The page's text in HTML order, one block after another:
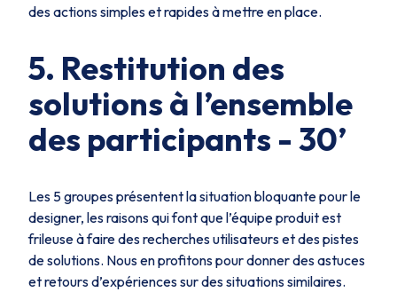
des actions simples et rapides à mettre en place.
5. Restitution des
solutions à l’ensemble
des participants - 30’
Les 5 groupes présentent la situation bloquante pour le
designer, les raisons qui font que l’équipe produit est
frileuse à faire des recherches utilisateurs et des pistes
de solutions. Nous en profitons pour donner des astuces
et retours d’expériences sur des situations similaires.